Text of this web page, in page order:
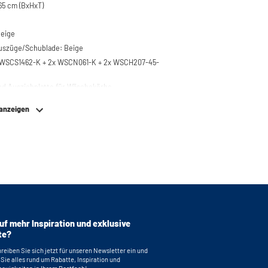
cm (BxHxT)
Schublade: Beige
K + 2x WSCN061-K + 2x WSCH207-45-
Ausziehplatte für Wäschekörbe
WSCS1462/WSTT185 für problemloses
mit Einlegeböden und/oder
x 30,5 (funktionale Aufbewahrungshöhe) x
mehr Inspiration und exklusive
Sie sich jetzt für unseren Newsletter ein und
alles rund um Rabatte, Inspiration und